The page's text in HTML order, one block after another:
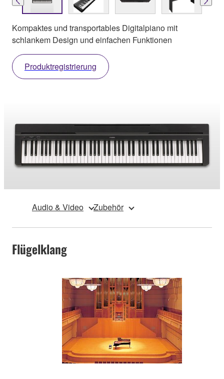
Kompaktes und transportables Digitalpiano mit
schlankem Design und einfachen Funktionen
Produktregistrierung
Audio & Video Zubehör
Flügelklang